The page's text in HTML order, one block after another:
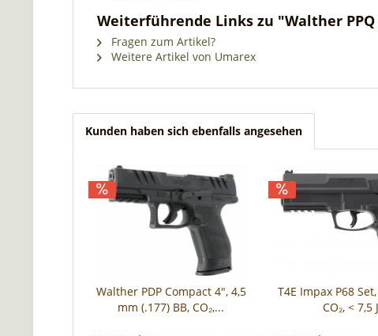
Weiterführende Links zu "Walther PPQ
Fragen zum Artikel?
Weitere Artikel von Umarex
Kunden haben sich ebenfalls angesehen
Walther PDP Compact 4", 4,5
mm (.177) BB, CO₂,...
T4E Impax P68
CO₂, < 7,5 J